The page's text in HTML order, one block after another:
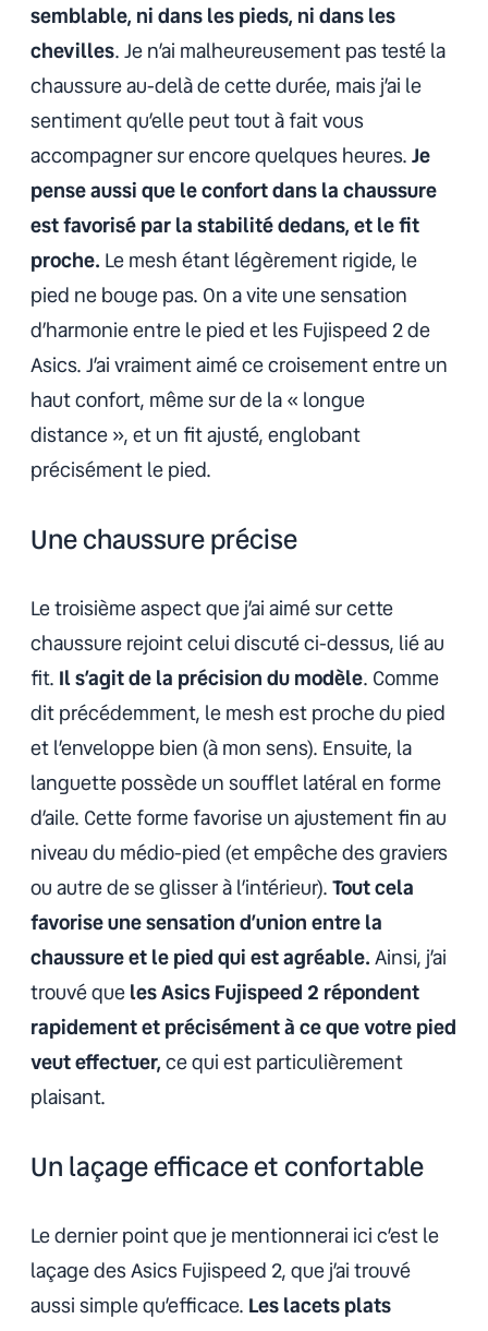
semblable, ni dans les pieds, ni dans les
chevilles. Je n’ai malheureusement pas testé la
chaussure au-delà de cette durée, mais j’ai le
sentiment qu’elle peut tout à fait vous
accompagner sur encore quelques heures.Je
pense aussi que le confort dans la chaussure
est favorisé par la stabilité dedans, et le fit
proche. Le mesh étant légèrement rigide, le
pied ne bouge pas. On a vite une sensation
d’harmonie entre le pied et les Fujispeed 2 de
Asics. J’ai vraiment aimé ce croisement entre un
haut confort, même sur de la « longue
distance », et un fit ajusté, englobant
précisément le pied.
Une chaussure précise
Le troisième aspect que j’ai aimé sur cette
chaussure rejoint celui discuté ci-dessus, lié au
fit. Il s’agit de la précision du modèle. Comme
dit précédemment, le mesh est proche du pied
et l’enveloppe bien (à mon sens). Ensuite, la
languette possède un soufflet latéral en forme
d’aile. Cette forme favorise un ajustement fin au
niveau du médio-pied (et empêche des graviers
ou autre de se glisser à l’intérieur).Tout cela
favorise une sensation d’union entre la
chaussure et le pied qui est agréable.Ainsi, j’ai
trouvé queles Asics Fujispeed 2 répondent
rapidement et précisément à ce que votre pied
veut effectuer,ce qui est particulièrement
plaisant.
Un laçage efficace et confortable
Le dernier point que je mentionnerai ici c’est le
laçage des Asics Fujispeed 2, que j’ai trouvé
aussi simple qu’efficace. Les lacets plats